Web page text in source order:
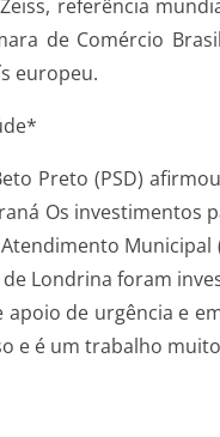
referência
de Comércio
europeu.
Preto (PSD)
Os investimentos
Municipal
de Londrina foram
apoio de urgência e
e é um trabalho